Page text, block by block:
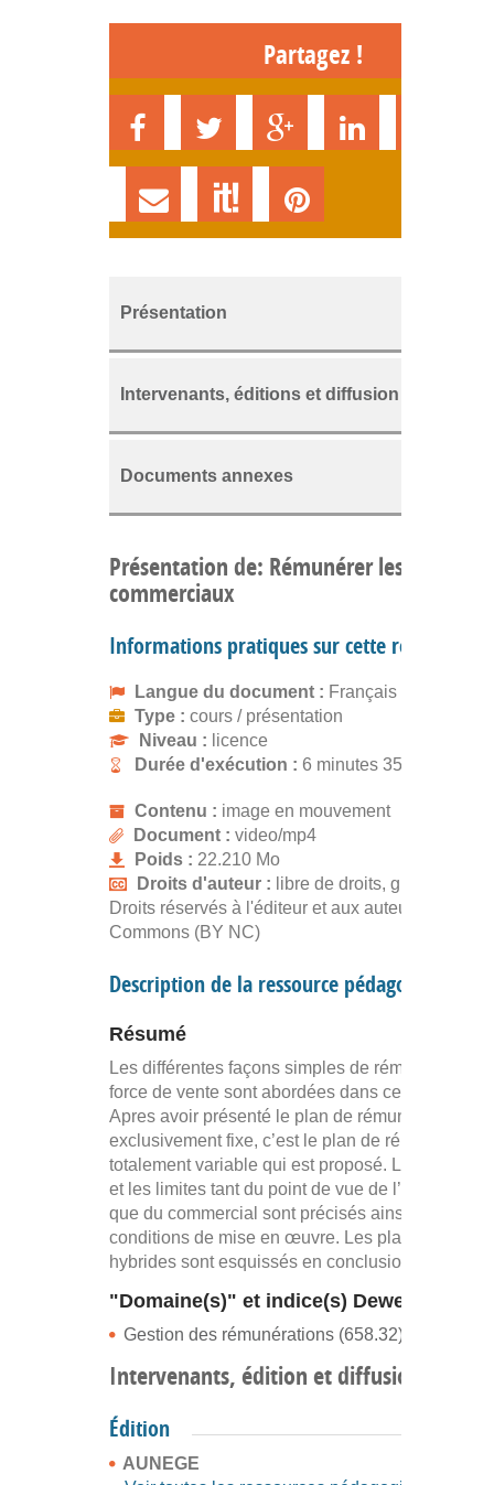
Partagez !
Présentation
Intervenants, éditions et diffusion
Documents annexes
Présentation de: Rémunérer les
commerciaux
Informations pratiques sur cette ressource
Langue du document : Français
Type : cours / présentation
Niveau : licence
Durée d'exécution : 6 minutes 35 secondes
Contenu : image en mouvement
Document : video/mp4
Poids : 22.210 Mo
Droits d'auteur : libre de droits, gratuit
Droits réservés à l'éditeur et aux auteurs.
Commons (BY NC)
Description de la ressource pédagogique
Résumé
Les différentes façons simples de rémunérer une
force de vente sont abordées dans cette vidéo.
Apres avoir présenté le plan de rémunération
exclusivement fixe, c’est le plan de rémunération
totalement variable qui est proposé. Les
et les limites tant du point de vue de l’employeur
que du commercial sont précisés ainsi que les
conditions de mise en œuvre. Les plans mixtes
hybrides sont esquissés en conclusion.
"Domaine(s)" et indice(s) Dewey
Gestion des rémunérations (658.32)
Intervenants, édition et diffusion
Édition
AUNEGE